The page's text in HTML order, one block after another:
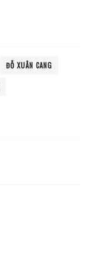
ĐỖ XUÂN CANG